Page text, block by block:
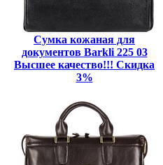
Сумка кожаная для
документов Barkli 225 03
Высшее качество!!! Скидка
3%